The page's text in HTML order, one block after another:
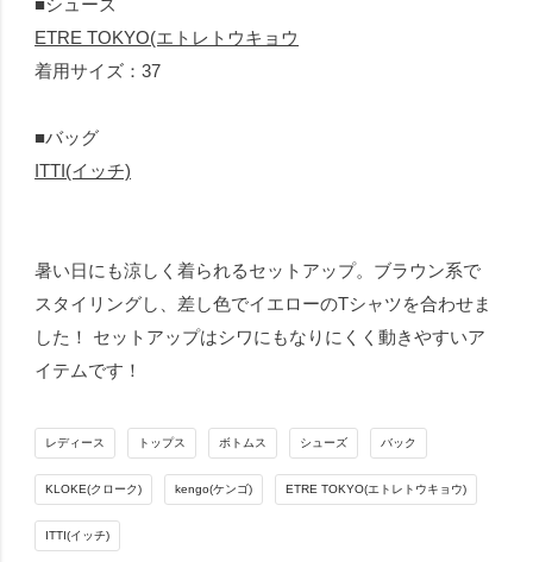
■シューズ
ETRE TOKYO(エトレトウキョウ
着用サイズ：37
■バッグ
ITTI(イッチ)
暑い日にも涼しく着られるセットアップ。ブラウン系で
スタイリングし、差し色でイエローのTシャツを合わせま
した！ セットアップはシワにもなりにくく動きやすいア
イテムです！
レディース トップス ボトムス シューズ バック
KLOKE(クローク) kengo(ケンゴ) ETRE TOKYO(エトレトウキョウ)
ITTI(イッチ)